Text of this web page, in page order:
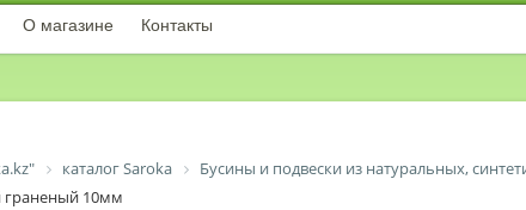
О магазине Контакты
каталог Saroka Бусины и подвески из натуральных,
10мм